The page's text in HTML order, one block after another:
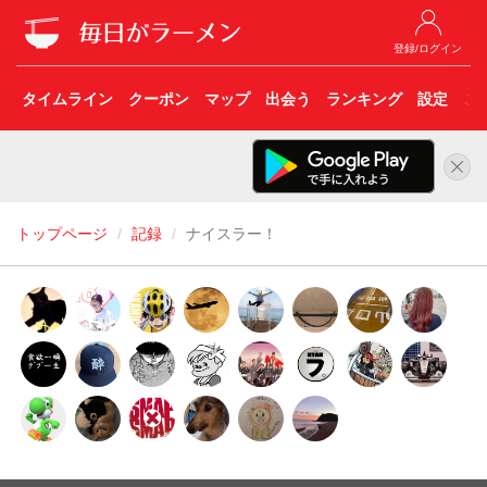
登録/ログイン
タイムライン クーポン マップ 出会う ランキング 設定 こ
トップページ 記録 ナイスラー！